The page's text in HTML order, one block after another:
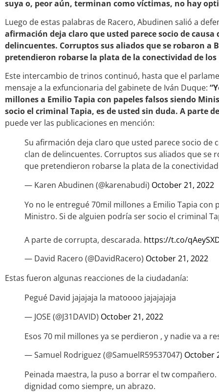
suya o, peor aún, terminan como víctimas, no hay
Luego de estas palabras de Racero, Abudinen salió a
afirmación deja claro que usted parece socio de causa
delincuentes. Corruptos sus aliados que se robaron a
pretendieron robarse la plata de la conectividad de los
Este intercambio de trinos continuó, hasta que el
mensaje a la exfuncionaria del gabinete de Iván Duque:
millones a Emilio Tapia con papeles falsos siendo
socio el criminal Tapia, es de usted sin duda. A parte
puede ver las publicaciones en mención:
Su afirmación deja claro que usted parece socio de
clan de delincuentes. Corruptos sus aliados que se
que pretendieron robarse la plata de la
— Karen Abudinen (@karenabudi) October 21, 2022
Yo no le entregué 70mil millones a Emilio Tapia con
Ministro. Si de alguien podría ser socio el criminal
A parte de corrupta, descarada. https://t.co/
— David Racero (@DavidRacero) October 21, 2022
Estas fueron algunas reacciones de la ciudadanía:
Pegué David jajajaja la matoooo jajajajaja
— JOSE (@J31DAVID) October 21, 2022
Esos 70 mil millones ya se perdieron , y nadie va a
— Samuel Rodriguez (@SamuelR59537047) October
Peinada maestra, la puso a borrar el tw compañero.
dignidad como siempre, un abrazo.